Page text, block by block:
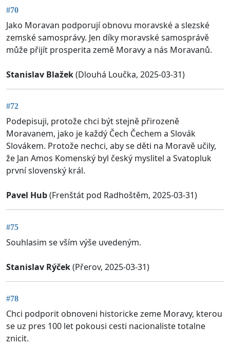
#70
Jako Moravan podporují obnovu moravské a slezské
zemské samosprávy. Jen díky moravské samosprávě
může přijít prosperita země Moravy a nás Moravanů.
Stanislav Blažek(Dlouhá Loučka, 2025-03-31)
#72
Podepisuji, protože chci být stejně přirozeně
Moravanem, jako je každý Čech Čechem a Slovák
Slovákem. Protože nechci, aby se děti na Moravě učily,
že Jan Amos Komenský byl český myslitel a Svatopluk
první slovenský král.
Pavel Hub(Frenštát pod Radhoštěm, 2025-03-31)
#75
Souhlasim se vším výše uvedeným.
Stanislav Rýček(Přerov, 2025-03-31)
#78
Chci podporit obnoveni historicke zeme Moravy, kterou
se uz pres 100 let pokousi cesti nacionaliste totalne
znicit.